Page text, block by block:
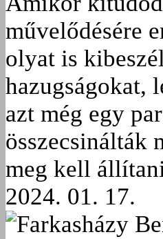
művelődésére
olyat is
hazugságokat,
azt még egy
összecsinálták
meg kell
2024. 01. 17.
Farkasházy